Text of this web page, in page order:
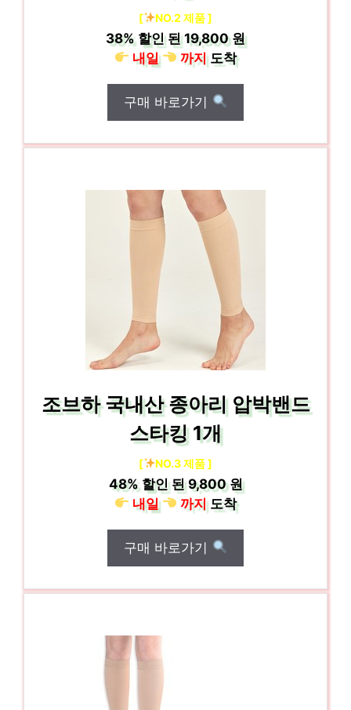
[ NO.2 제품 ]
38% 할인 된19,800 원
내일
까지도착
구매 바로가기
조브하 국내산 종아리 압박밴드
스타킹 1개
[ NO.3 제품 ]
48%할인 된9,800 원
내일
까지도착
구매 바로가기